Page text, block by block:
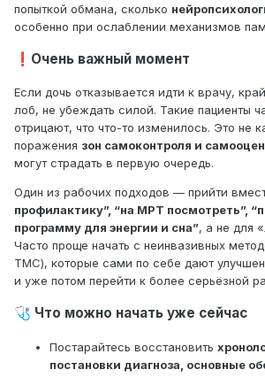
попыткой обмана, сколько
особенно при ослаблении механизмов
❗ Очень важный момент
Если дочь отказывается идти к врачу,
лоб, не убеждать силой. Такие пациенты
отрицают, что что-то изменилось. Это не
поражения зон самоконтроля и
могут страдать в первую очередь.
Один из рабочих подходов — прийти
профилактику”, “на МРТ посмотреть”,
программу для энергии и сна”, а не для
Часто проще начать с неинвазивных
ТМС), которые сами по себе дают
и уже потом перейти к более серьёзной
🩺 Что можно начать уже сейчас
Постарайтесь восстановить
постановки диагноза, основные